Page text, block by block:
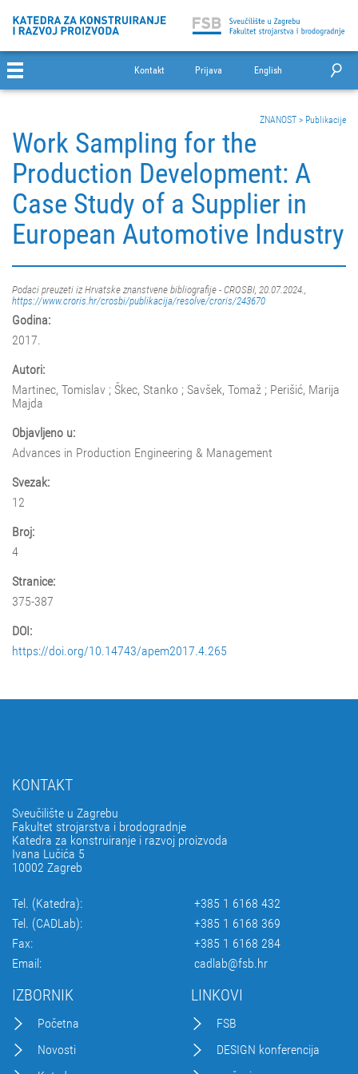
Kontakt Prijava English
ZNANOST > Publikacije
Work Sampling for the
Production Development: A
Case Study of a Supplier in
European Automotive Industry
Podaci preuzeti iz Hrvatske znanstvene bibliografije - CROSBI, 20.07.2024.,
https://www.croris.hr/crosbi/publikacija/resolve/croris/243670
Godina:
2017.
Autori:
Martinec, Tomislav ; Škec, Stanko ; Savšek, Tomaž ; Perišić, Marija
Majda
Objavljeno u:
Advances in Production Engineering & Management
Svezak:
12
Broj:
4
Stranice:
375-387
DOI:
https://doi.org/10.14743/apem2017.4.265
KONTAKT
Sveučilište u Zagrebu
Fakultet strojarstva i brodogradnje
Katedra za konstruiranje i razvoj proizvoda
Ivana Lučića 5
10002 Zagreb
Tel. (Katedra):
+385 1 6168 432
Tel. (CADLab):
+385 1 6168 369
Fax:
+385 1 6168 284
Email:
cadlab@fsb.hr
IZBORNIK
Početna
Novosti
LINKOVI
FSB
DESIGN konferencija